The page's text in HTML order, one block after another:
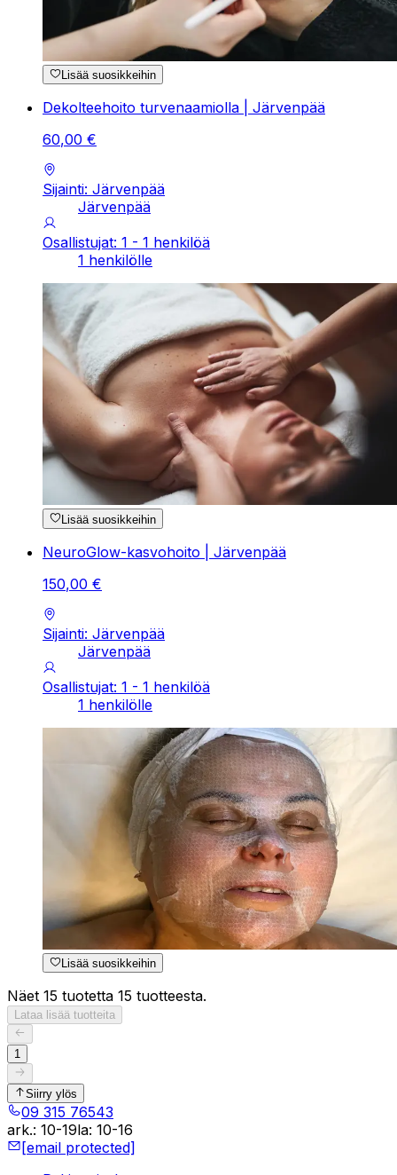
Lisää suosikkeihin
Dekolteehoito turvenaamiolla | Järvenpää
60,00 €
Sijainti: Järvenpää
Järvenpää
Osallistujat: 1 - 1 henkilöä
1 henkilölle
Lisää suosikkeihin
NeuroGlow-kasvohoito | Järvenpää
150,00 €
Sijainti: Järvenpää
Järvenpää
Osallistujat: 1 - 1 henkilöä
1 henkilölle
Lisää suosikkeihin
Näet 15 tuotetta 15 tuotteesta.
Lataa lisää tuotteita
1
Siirry ylös
09 315 76543
ark.: 10-19la: 10-16
[email protected]